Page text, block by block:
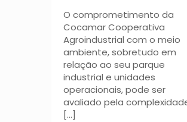
O comprometimento da
Cocamar Cooperativa
Agroindustrial com o meio
ambiente, sobretudo em
relação ao seu parque
industrial e unidades
operacionais, pode ser
avaliado pela
[…]